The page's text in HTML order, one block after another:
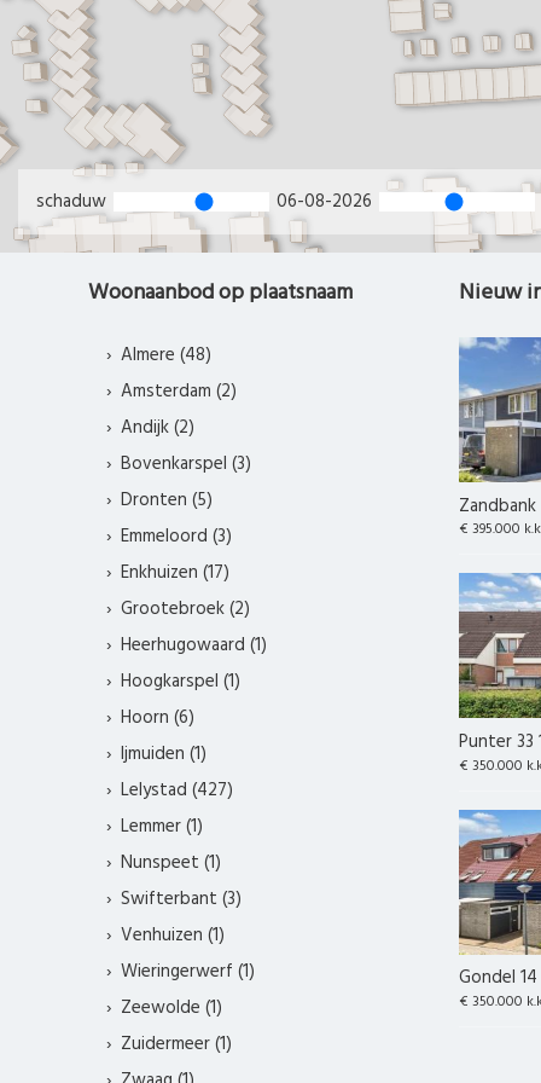
schaduw 06-08-2026
Woonaanbod op plaatsnaam
Almere (48)
Amsterdam (2)
Andijk (2)
Bovenkarspel (3)
Dronten (5)
Emmeloord (3)
Enkhuizen (17)
Grootebroek (2)
Heerhugowaard (1)
Hoogkarspel (1)
Hoorn (6)
Ijmuiden (1)
Lelystad (427)
Lemmer (1)
Nunspeet (1)
Swifterbant (3)
Venhuizen (1)
Wieringerwerf (1)
Zeewolde (1)
Zuidermeer (1)
Nieuw
€ 395.000 k.k
Punter 33
€ 350.000
Gondel
€ 350.000